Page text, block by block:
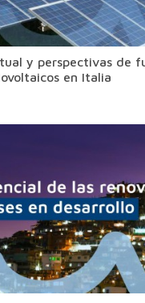
y perspectivas de
en Italia